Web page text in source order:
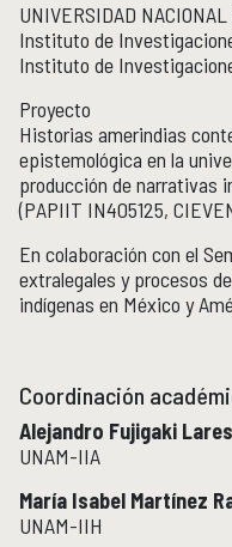
Posgrado
Olimpiadas
Educación
EDUCACIÓN
Cursos y diplomados
Próximamente
Cursos y diplomados
Revistas académicas
Normas y políticas
Librería
UNIVERSIDAD
Instituto de
Instituto de
Proyecto
Historias amerindias
epistemológica en la
producción de narrativas
(PAPIIT IN405125,
En colaboración con el
extralegales y procesos
indígenas en México y
Coordinación
Alejandro Fujigaki Lares
UNAM-IIA
María Isabel Martínez
UNAM-IIH